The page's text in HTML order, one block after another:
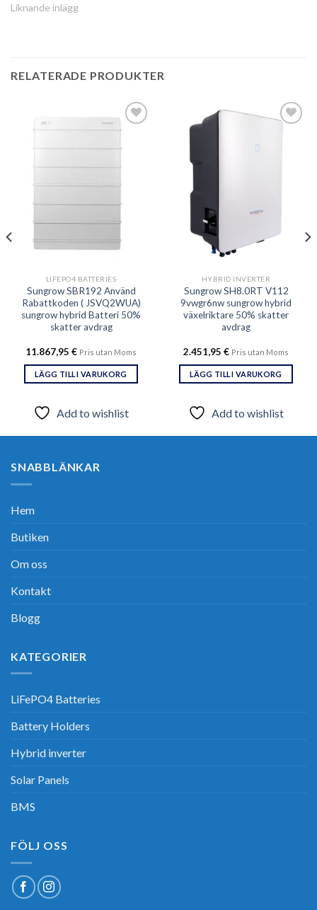
Liknande inlägg
RELATERADE PRODUKTER
wishlist
LIFEPO4 BATTERIES
Sungrow SBR192 Använd
Rabattkoden ( JSVQ2WUA)
sungrow hybrid Batteri 50%
skatter avdrag
11.867,95 € Pris utan Moms
LÄGG TILL I VARUKORG
Add to wishlist
HYBRID INVERTER
Sungrow SH8.0RT V112
9vwgr6nw sungrow hybrid
växelriktare 50% skatter
avdrag
2.451,95 € Pris utan Moms
LÄGG TILL I VARUKORG
Add to wishlist
SNABBLÄNKAR
Hem
Butiken
Om oss
Kontakt
Blogg
KATEGORIER
LiFePO4 Batteries
Battery Holders
Hybrid inverter
Solar Panels
BMS
FÖLJ OSS